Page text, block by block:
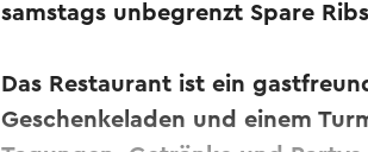
samstags unbegrenzt Spare
Das Restaurant ist ein
Geschenkeladen und einem